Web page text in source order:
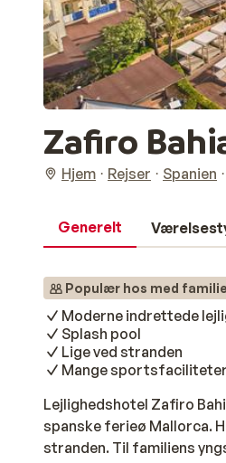
Zafiro
Hjem Rejser Spanien
Generelt
Populær hos med familie
Moderne indrettede
Splash pool
Lige ved stranden
Mange sportsfaciliteter
Lejlighedshotel Zafiro
spanske ferieø Mallorca.
stranden. Til familiens